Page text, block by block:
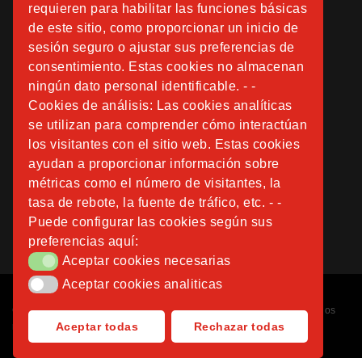
requieren para habilitar las funciones básicas
de este sitio, como proporcionar un inicio de
sesión seguro o ajustar sus preferencias de
consentimiento. Estas cookies no almacenan
ningún dato personal identificable. - -
Cookies de análisis: Las cookies analíticas
se utilizan para comprender cómo interactúan
los visitantes con el sitio web. Estas cookies
ayudan a proporcionar información sobre
métricas como el número de visitantes, la
tasa de rebote, la fuente de tráfico, etc. - -
Puede configurar las cookies según sus
preferencias aquí:
Aceptar cookies necesarias
Aceptar cookies necesarias
Aceptar cookies analiticas
Aceptar cookies analiticas
Aceptar todas Rechazar todas
Copyright © 2026Fundación Instituto San José. Todos los derechos
reservados.
Diseñado porNubemedia.